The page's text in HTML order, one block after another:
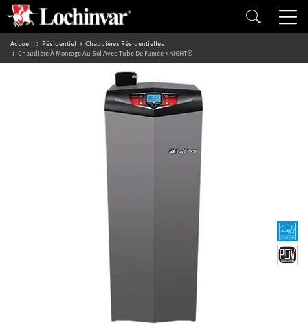
Accueil Résidentiel
Chaudières Résidentielles
Chaudière À Montage Au Sol Avec Tube De Fumée KNIGHT®